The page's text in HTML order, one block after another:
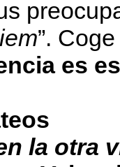
”.
es
la otra